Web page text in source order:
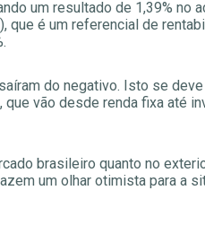
um resultado de 1,39% no
é um referencial de
do negativo. Isto se
vão desde renda fixa até
brasileiro quanto no
um olhar otimista para a